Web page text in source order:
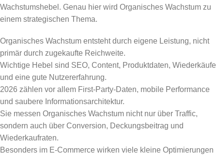
Wachstumshebel. Genau hier wird Organisches Wachstum zu
einem strategischen Thema.
Organisches Wachstum entsteht durch eigene Leistung, nicht
primär durch zugekaufte Reichweite.
Wichtige Hebel sind SEO, Content, Produktdaten, Wiederkäufe
und eine gute Nutzererfahrung.
2026 zählen vor allem First-Party-Daten, mobile Performance
und saubere Informationsarchitektur.
Sie messen Organisches Wachstum nicht nur über Traffic,
sondern auch über Conversion, Deckungsbeitrag und
Wiederkaufraten.
Besonders im E-Commerce wirken viele kleine Optimierungen